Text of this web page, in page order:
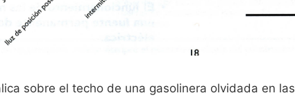
sobre el techo de una gasolinera olvidada en las